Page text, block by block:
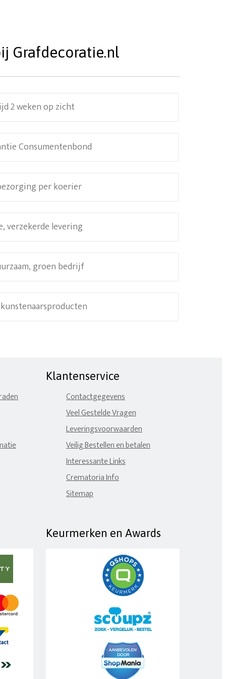
Grafdecoratie.nl
2 weken op zicht
Consumentenbond
per koerier
verzekerde levering
groen bedrijf
Klantenservice
Contactgegevens
Veel Gestelde Vragen
Leveringsvoorwaarden
Veilig Bestellen en betalen
Interessante Links
Crematoria Info
Sitemap
Keurmerken en Awards